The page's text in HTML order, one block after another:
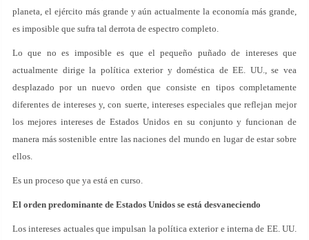
planeta, el ejército más grande y aún actualmente la economía más grande,
es imposible que sufra tal derrota de espectro completo.
Lo que no es imposible es que el pequeño puñado de intereses que
actualmente dirige la política exterior y doméstica de EE. UU., se vea
desplazado por un nuevo orden que consiste en tipos completamente
diferentes de intereses y, con suerte, intereses especiales que reflejan mejor
los mejores intereses de Estados Unidos en su conjunto y funcionan de
manera más sostenible entre las naciones del mundo en lugar de estar sobre
ellos.
Es un proceso que ya está en curso.
El orden predominante de Estados Unidos se está desvaneciendo
Los intereses actuales que impulsan la política exterior e interna de EE. UU.